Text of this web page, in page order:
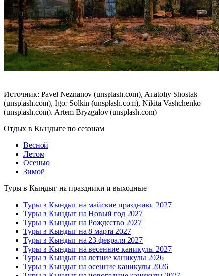
Источник: Pavel Neznanov (unsplash.com), Anatoliy Shostak
(unsplash.com), Igor Solkin (unsplash.com), Nikita Vashchenko
(unsplash.com), Artem Bryzgalov (unsplash.com)
Отдых в Кындыге по сезонам
Весной
Летом
Осенью
Зимой
Туры в Кындыг на праздники и выходные
Туры в Кындыг на майские праздники 2027
Туры в Кындыг на Новый год 2027
Туры в Кындыг на Рождество 2027
Туры в Кындыг на 8 марта 2027
Туры в Кындыг на 23 февраля 2027
Туры в Кындыг на весенние каникулы 2027
Туры в Кындыг на летние каникулы 2026
Туры в Кындыг на осенние каникулы 2026